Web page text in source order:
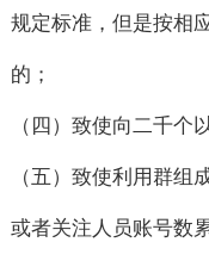
规定标准，但是按相
的；
（四）致使向二千个
（五）致使利用群组
或者关注人员账号数